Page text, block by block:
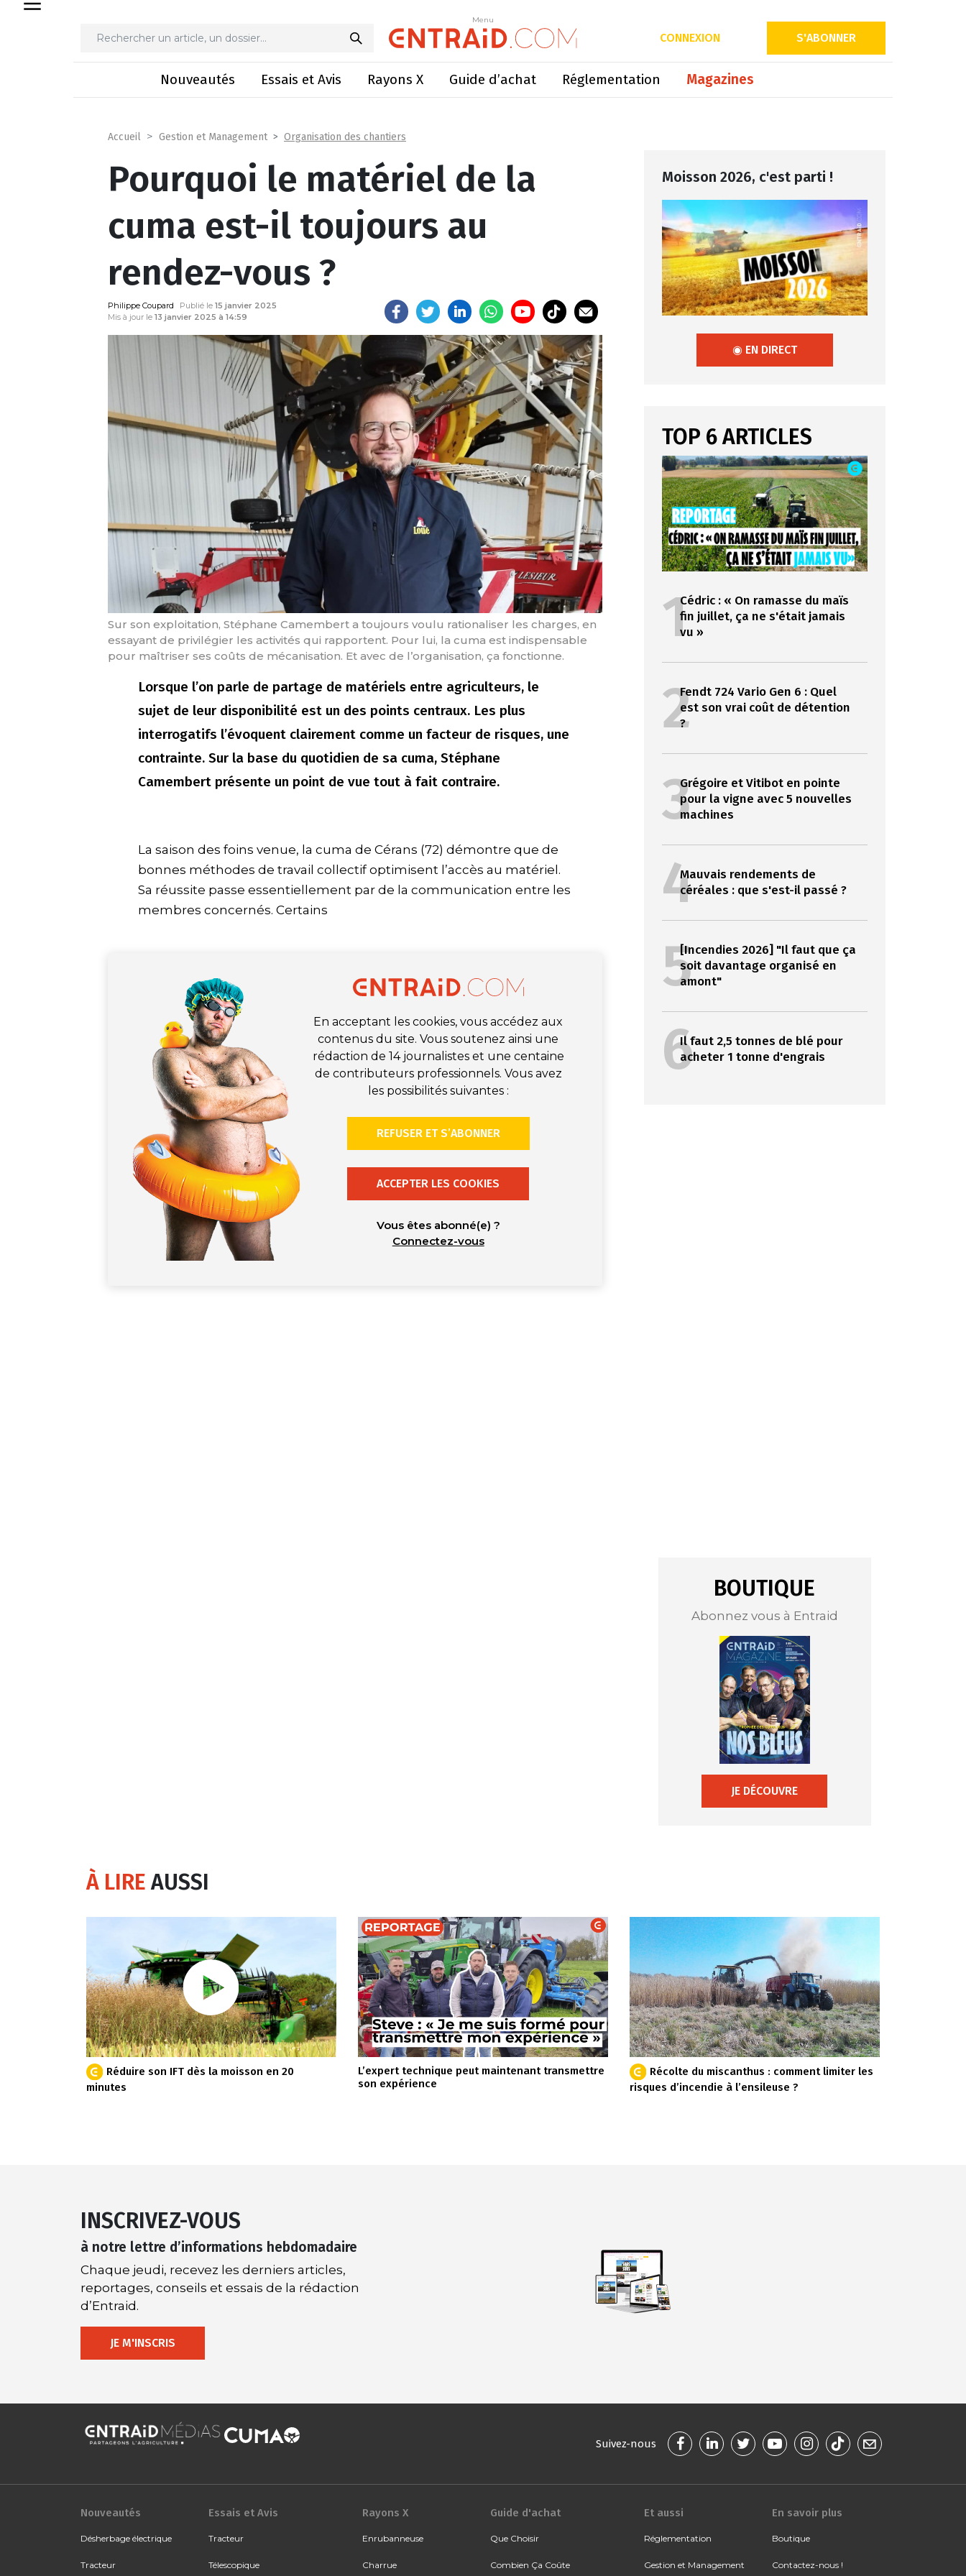
Menu
CONNEXION S'ABONNER
Nouveautés Essais et Avis Rayons X Guide d’achat Réglementation Magazines
Menu
Pourquoi le matériel de la cuma est-il toujours au rendez-vous ?
Accueil Gestion et Management Organisation des chantiers
Pourquoi le matériel de la
cuma est-il toujours au
rendez-vous ?
Philippe Coupard Publié le 15 janvier 2025
Mis à jour le 13 janvier 2025 à 14:59
Sur son exploitation, Stéphane Camembert a toujours voulu rationaliser les charges, en
essayant de privilégier les activités qui rapportent. Pour lui, la cuma est indispensable
pour maîtriser ses coûts de mécanisation. Et avec de l’organisation, ça fonctionne.
Lorsque l’on parle de partage de matériels entre agriculteurs, le
sujet de leur disponibilité est un des points centraux. Les plus
interrogatifs l’évoquent clairement comme un facteur de risques, une
contrainte. Sur la base du quotidien de sa cuma, Stéphane
Camembert présente un point de vue tout à fait contraire.
La saison des foins venue, la cuma de Cérans (72) démontre que de
bonnes méthodes de travail collectif optimisent l’accès au matériel.
Sa réussite passe essentiellement par de la communication entre les
membres concernés. Certains
En acceptant les cookies, vous accédez aux
contenus du site. Vous soutenez ainsi une
rédaction de 14 journalistes et une centaine
de contributeurs professionnels. Vous avez
les possibilités suivantes :
REFUSER ET S’ABONNER
ACCEPTER LES COOKIES
Vous êtes abonné(e) ?
Connectez-vous
Moisson 2026, c'est parti !
◉ EN DIRECT
TOP 6 ARTICLES
1Cédric : « On ramasse du maïs
fin juillet, ça ne s'était jamais
vu »
2Fendt 724 Vario Gen 6 : Quel
est son vrai coût de détention
?
3Grégoire et Vitibot en pointe
pour la vigne avec 5 nouvelles
machines
4Mauvais rendements de
céréales : que s'est-il passé ?
5[Incendies 2026] "Il faut que ça
soit davantage organisé en
amont"
6Il faut 2,5 tonnes de blé pour
acheter 1 tonne d'engrais
BOUTIQUE
Abonnez vous à Entraid
JE DÉCOUVRE
À LIREAUSSI
Réduire son IFT dès la moisson en 20
minutes
L’expert technique peut maintenant transmettre
son expérience
Récolte du miscanthus : comment limiter les
risques d’incendie à l’ensileuse ?
INSCRIVEZ-VOUS
à notre lettre d’informations hebdomadaire
Chaque jeudi, recevez les derniers articles,
reportages, conseils et essais de la rédaction
d’Entraid.
JE M'INSCRIS
Suivez-nous
Nouveautés
Désherbage électrique
Tracteur
Essais et Avis
Tracteur
Télescopique
Rayons X
Enrubanneuse
Charrue
Guide d'achat
Que Choisir
Combien Ça Coûte
Et aussi
Réglementation
Gestion et Management
En savoir plus
Boutique
Contactez-nous !